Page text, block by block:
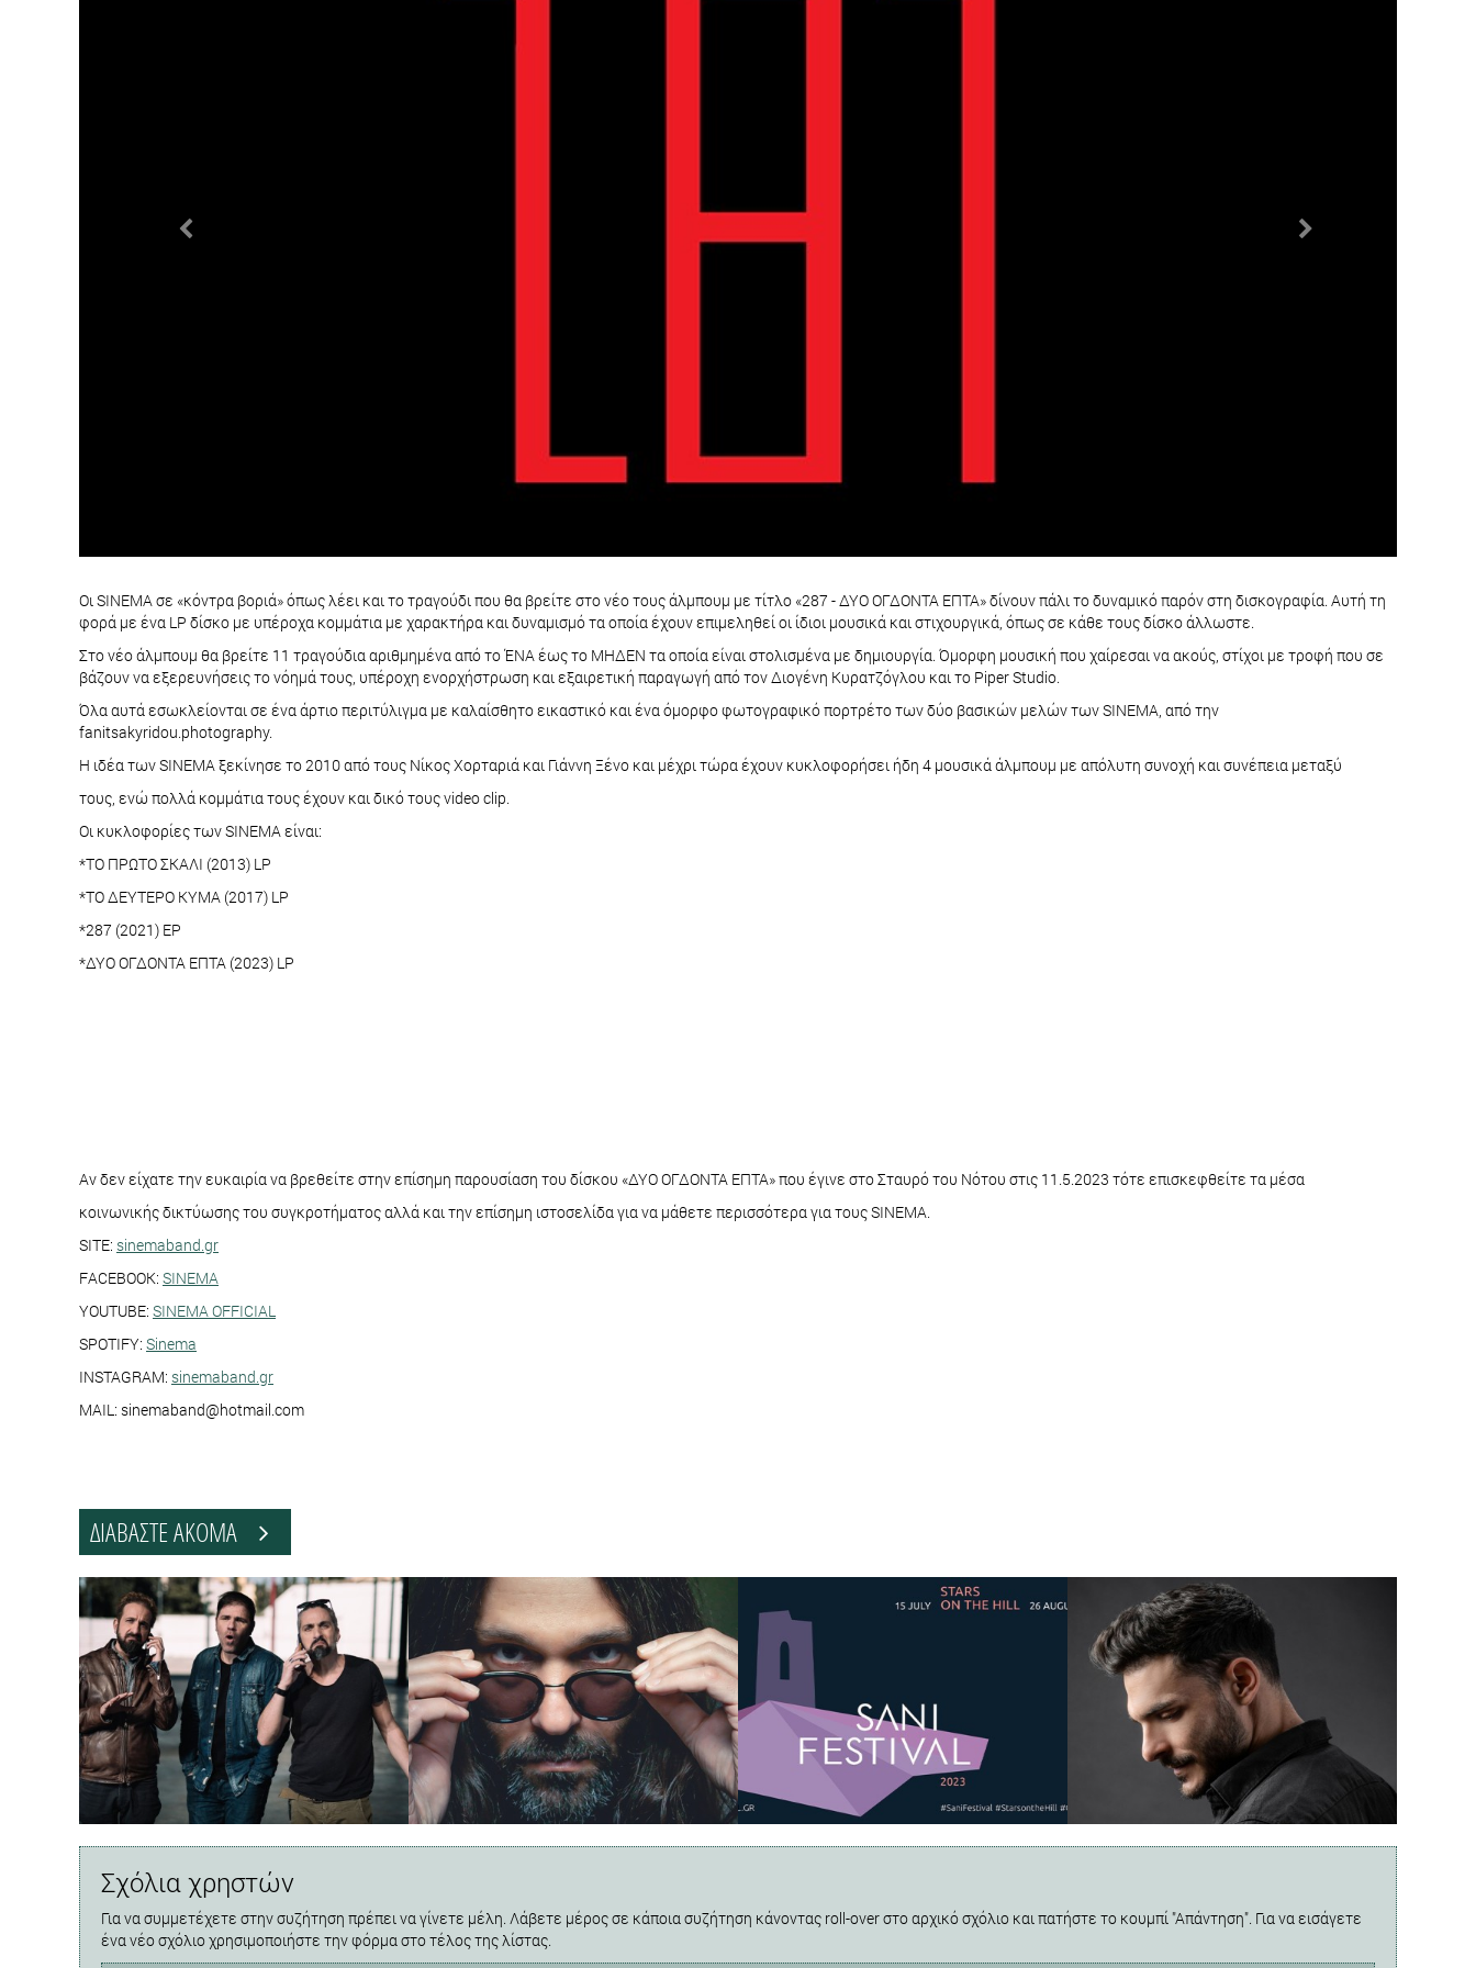
Οι SINEMA σε «κόντρα βοριά» όπως λέει και το τραγούδι που θα βρείτε στο νέο τους άλμπουμ με τίτλο «287 - ΔΥΟ ΟΓΔΟΝΤΑ ΕΠΤΑ» δίνουν πάλι το δυναμικό παρόν στη δισκογραφία. Αυτή τη
φορά με ένα LP δίσκο με υπέροχα κομμάτια με χαρακτήρα και δυναμισμό τα οποία έχουν επιμεληθεί οι ίδιοι μουσικά και στιχουργικά, όπως σε κάθε τους δίσκο άλλωστε.
Στο νέο άλμπουμ θα βρείτε 11 τραγούδια αριθμημένα από το ΈΝΑ έως το ΜΗΔΕΝ τα οποία είναι στολισμένα με δημιουργία. Όμορφη μουσική που χαίρεσαι να ακούς, στίχοι με τροφή που σε
βάζουν να εξερευνήσεις το νόημά τους, υπέροχη ενορχήστρωση και εξαιρετική παραγωγή από τον Διογένη Κυρατζόγλου και το Piper Studio.
Όλα αυτά εσωκλείονται σε ένα άρτιο περιτύλιγμα με καλαίσθητο εικαστικό και ένα όμορφο φωτογραφικό πορτρέτο των δύο βασικών μελών των SINEMA, από την
fanitsakyridou.photography.
Η ιδέα των SΙΝΕΜΑ ξεκίνησε το 2010 από τους Νίκος Χορταριά και Γιάννη Ξένο και μέχρι τώρα έχουν κυκλοφορήσει ήδη 4 μουσικά άλμπουμ με απόλυτη συνοχή και συνέπεια μεταξύ
τους, ενώ πολλά κομμάτια τους έχουν και δικό τους video clip.
Οι κυκλοφορίες των SINEMA είναι:
*ΤΟ ΠΡΩΤΟ ΣΚΑΛΙ (2013) LP
*ΤΟ ΔΕΥΤΕΡΟ ΚΥΜΑ (2017) LP
*287 (2021) EP
*ΔΥΟ ΟΓΔΟΝΤΑ ΕΠΤΑ (2023) LP
Αν δεν είχατε την ευκαιρία να βρεθείτε στην επίσημη παρουσίαση του δίσκου «ΔΥΟ ΟΓΔΟΝΤΑ ΕΠΤΑ» που έγινε στο Σταυρό του Νότου στις 11.5.2023 τότε επισκεφθείτε τα μέσα
κοινωνικής δικτύωσης του συγκροτήματος αλλά και την επίσημη ιστοσελίδα για να μάθετε περισσότερα για τους SINEMA.
SITE: sinemaband.gr
FACEBOOK: SINEMA
YOUTUBE: SINEMA OFFICIAL
SPOTIFY: Sinema
INSTAGRAM: sinemaband.gr
MAIL: sinemaband@hotmail.com
ΔΙΑΒΑΣΤΕ ΑΚΟΜΑ
Σχόλια χρηστών
Για να συμμετέχετε στην συζήτηση πρέπει να γίνετε μέλη. Λάβετε μέρος σε κάποια συζήτηση κάνοντας roll-over στο αρχικό σχόλιο και πατήστε το κουμπί "Απάντηση". Για να εισάγετε
ένα νέο σχόλιο χρησιμοποιήστε την φόρμα στο τέλος της λίστας.